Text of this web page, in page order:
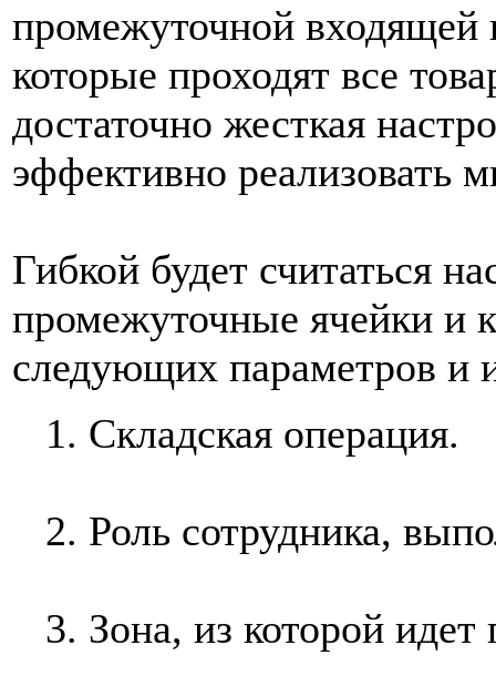
промежуточной входящей
которые проходят все
достаточно жесткая
эффективно реализовать
Гибкой будет считаться
промежуточные ячейки и
следующих параметров и
1. Складская операция.
2. Роль сотрудника,
3. Зона, из которой